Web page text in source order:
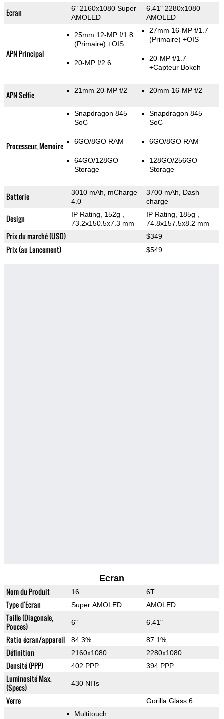
Ecran
6" 2160x1080 Super
AMOLED
6.41" 2280x1080
AMOLED
APN Principal
25mm 12-MP f/1.8
(Primaire) +OIS
20-MP f/2.6
27mm 16-MP f/1.7
(Primaire) +OIS
20-MP f/1.7
+Capteur Bokeh
APN Selfie 21mm 20-MP f/2 20mm 16-MP f/2
Processeur, Memoire
Snapdragon 845
SoC
6GO/8GO RAM
64GO/128GO
Storage
Snapdragon 845
SoC
6GO/8GO RAM
128GO/256GO
Storage
Batterie
3010 mAh, mCharge
4.0
3700 mAh, Dash
charge
Design IP Rating, 152g
73.2x150.5x7.3 mm
IP Rating, 185g
74.8x157.5x8.2 mm
Prix du marché (USD) $349
Prix (au Lancement) $549
Ecran
Nom du Produit 16 6T
Type d'Ecran Super AMOLED AMOLED
Taille (Diagonale,
Pouces)
6" 6.41"
Ratio écran/appareil 84.3% 87.1%
Définition 2160x1080 2280x1080
Densité (PPP) 402 PPP 394 PPP
Luminosité Max.
(Specs)
430 NITs
Verre Gorilla Glass 6
Multitouch